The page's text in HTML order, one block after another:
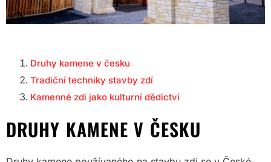
Druhy kamene v česku
Tradiční techniky stavby zdí
Kamenné zdi jako kulturní dědictví
DRUHY KAMENE V ČESKU